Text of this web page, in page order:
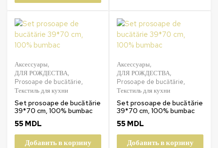
Аксессуары,
ДЛЯ РОЖДЕСТВА,
Prosoape de bucătărie,
Текстиль для кухни
Set prosoape de bucătărie
39*70 cm, 100% bumbac
55 MDL
Добавить в корзину
Аксессуары,
ДЛЯ РОЖДЕСТВА,
Prosoape de bucătărie,
Текстиль для кухни
Set prosoape de bucătărie
39*70 cm, 100% bumbac
55 MDL
Добавить в корзину